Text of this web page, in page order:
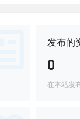
发布的
0
在本站发